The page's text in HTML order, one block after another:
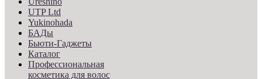
UTP Ltd
Yukinohada
БАДы
Бьюти-Гаджеты
Каталог
Профессиональная
косметика для волос